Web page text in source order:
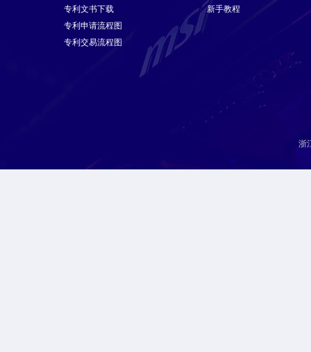
专利文书下载
专利申请流程图
专利交易流程图
新手教程
浙